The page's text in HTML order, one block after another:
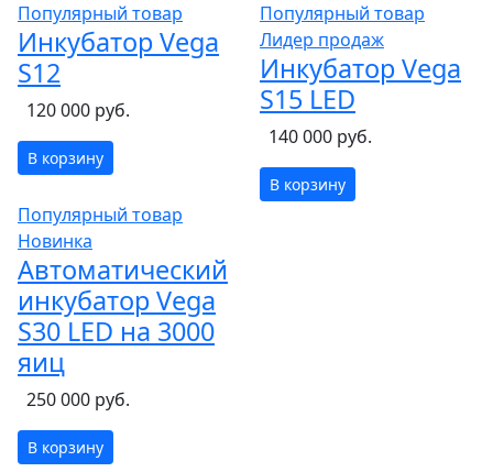
Популярный товар
Инкубатор Vega
S12
120 000 руб.
В корзину
Популярный товар
Лидер продаж
Инкубатор Vega
S15 LED
140 000 руб.
В корзину
Популярный товар
Новинка
Автоматический
инкубатор Vega
S30 LED на 3000
яиц
250 000 руб.
В корзину